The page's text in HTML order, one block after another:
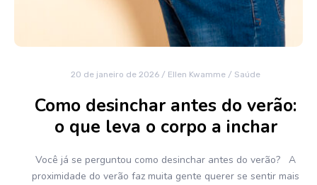
20 de janeiro de 2026 / Ellen Kwamme / Saúde
Como desinchar antes do verão:
o que leva o corpo a inchar
Você já se perguntou como desinchar antes do verão? A
proximidade do verão faz muita gente querer se sentir mais